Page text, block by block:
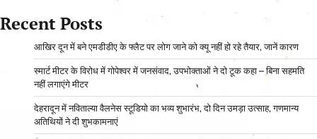
Recent Posts
आ​खिर दून में बने एमडीडीए के फ्लैट पर लोग जाने को क्यू नहीं हो रहे तैयार, जानें कारण
स्मार्ट मीटर के विरोध में गोपेश्वर में जनसंवाद, उपभोक्ताओं ने दो टूक कहा – बिना सहमति
नहीं लगाएंगे मीटर
देहरादून में नविताल्या वैलनेस स्टूडियो का भव्य शुभारंभ, दो दिन उमड़ा उत्साह, गणमान्य
अतिथियों ने दी शुभकामनाएं